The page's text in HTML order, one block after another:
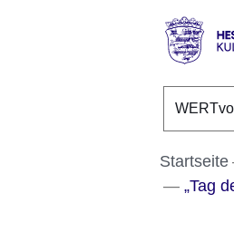
Kultus
Startseite
„Tag